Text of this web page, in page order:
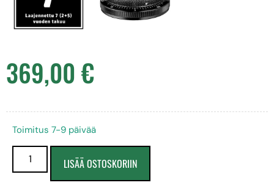
369,00€
Toimitus 7-9 päivää
LISÄÄ OSTOSKORIIN